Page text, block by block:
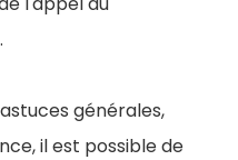
générales,
il est possible de